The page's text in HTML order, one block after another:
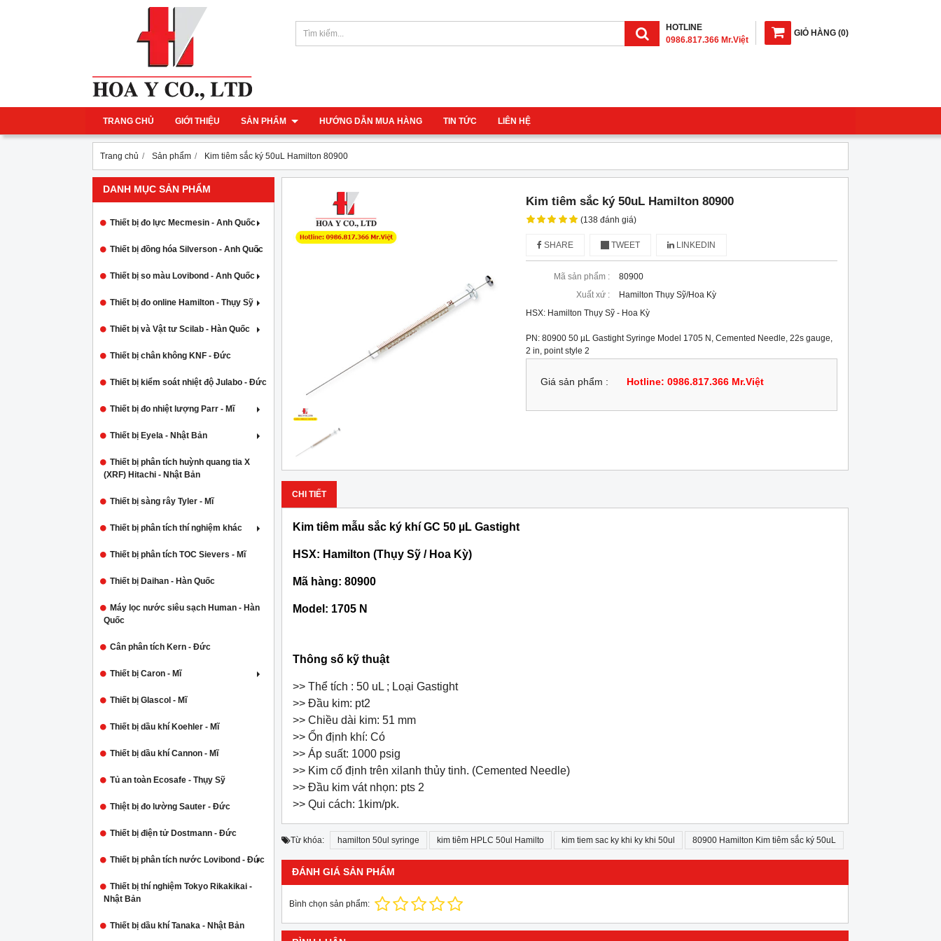
GIỎ HÀNG (0)
HOTLINE
0986.817.366 Mr.Việt
TRANG CHỦ GIỚI THIỆU SẢN PHẨM HƯỚNG DẪN MUA HÀNG TIN TỨC LIÊN HỆ
Trang chủ Sản phẩm Kim tiêm sắc ký 50uL Hamilton 80900
DANH MỤC SẢN PHẨM
Thiết bị đo lực Mecmesin - Anh Quốc
Thiết bị đồng hóa Silverson - Anh Quốc
Thiết bị so màu Lovibond - Anh Quốc
Thiết bị đo online Hamilton - Thụy Sỹ
Thiết bị và Vật tư Scilab - Hàn Quốc
Thiết bị chân không KNF - Đức
Thiết bị kiểm soát nhiệt độ Julabo - Đức
Thiết bị đo nhiệt lượng Parr - Mĩ
Thiết bị Eyela - Nhật Bản
Thiết bị phân tích huỳnh quang tia X
(XRF) Hitachi - Nhật Bản
Thiết bị sàng rây Tyler - Mĩ
Thiết bị phân tích thí nghiệm khác
Thiết bị phân tích TOC Sievers - Mĩ
Thiết bị Daihan - Hàn Quốc
Máy lọc nước siêu sạch Human - Hàn
Quốc
Cân phân tích Kern - Đức
Thiết bị Caron - Mĩ
Thiết bị Glascol - Mĩ
Thiết bị dầu khí Koehler - Mĩ
Thiết bị dầu khí Cannon - Mĩ
Tủ an toàn Ecosafe - Thụy Sỹ
Thiệt bị đo lường Sauter - Đức
Thiết bị điện tử Dostmann - Đức
Thiết bị phân tích nước Lovibond - Đức
Thiết bị thí nghiệm Tokyo Rikakikai -
Nhật Bản
Thiết bị dầu khí Tanaka - Nhật Bản
Kim tiêm sắc ký 50uL Hamilton 80900
(138 đánh giá)
SHARE TWEET LINKEDIN
Mã sản phẩm :
80900
Xuất xứ :
Hamilton Thụy Sỹ/Hoa Kỳ
HSX: Hamilton Thụy Sỹ - Hoa Kỳ
PN: 80900 50 µL Gastight Syringe Model 1705 N, Cemented Needle, 22s gauge,
2 in, point style 2
Giá sản phẩm : Hotline: 0986.817.366 Mr.Việt
CHI TIẾT
Kim tiêm mẫu sắc ký khí GC 50 µL Gastight
HSX: Hamilton (Thụy Sỹ / Hoa Kỳ)
Mã hàng: 80900
Model: 1705 N
Thông số kỹ thuật
>> Thể tích : 50 uL ; Loại Gastight
>> Đầu kim: pt2
>> Chiều dài kim: 51 mm
>> Ổn định khí: Có
>> Áp suất: 1000 psig
>> Kim cố định trên xilanh thủy tinh. (Cemented Needle)
>> Đầu kim vát nhọn: pts 2
>> Qui cách: 1kim/pk.
Từ khóa: hamilton 50ul syringe kim tiêm HPLC 50ul Hamilto kim tiem sac ky khi ky khi 50ul 80900 Hamilton Kim tiêm sắc ký 50uL
ĐÁNH GIÁ SẢN PHẨM
Bình chọn sản phẩm: